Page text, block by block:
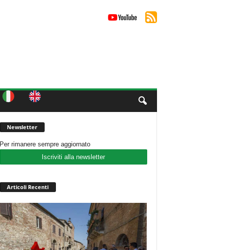
Newsletter
Per rimanere sempre aggiornato
Iscriviti alla newsletter
Articoli Recenti